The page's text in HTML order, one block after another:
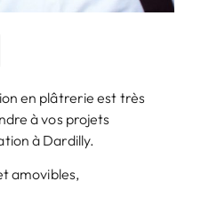
en plâtrerie est très
à vos projets
à Dardilly.
amovibles,